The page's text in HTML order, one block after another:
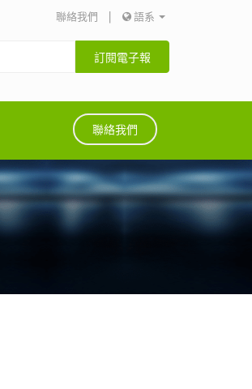
聯絡我們 | 語系
訂閱電子報
聯絡我們